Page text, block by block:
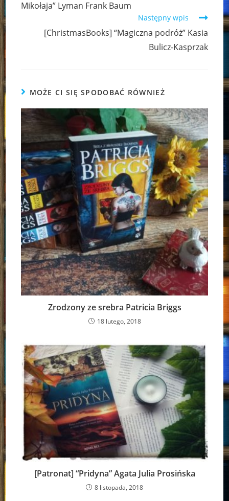
Mikołaja” Lyman Frank Baum
Następny wpis
[ChristmasBooks] “Magiczna podróż” Kasia
Bulicz-Kasprzak
MOŻE CI SIĘ SPODOBAĆ RÓWNIEŻ
Zrodzony ze srebra Patricia Briggs
18 lutego, 2018
[Patronat] “Pridyna” Agata Julia Prosińska
8 listopada, 2018